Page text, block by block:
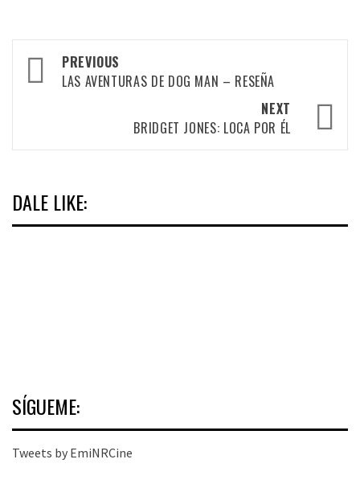
Post
navigation
PREVIOUS
LAS AVENTURAS DE DOG MAN – RESEÑA
NEXT
BRIDGET JONES: LOCA POR ÉL
DALE LIKE:
SÍGUEME:
Tweets by EmiNRCine